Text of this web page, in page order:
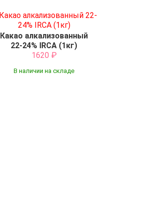
Какао алкализованный
22-24% IRCA (1кг)
1620 ₽
В наличии на складе